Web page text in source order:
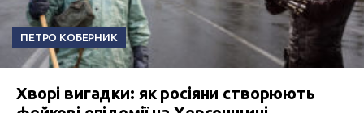
ПЕТРО КОБЕРНИК
Хворі вигадки: як росіяни створюють